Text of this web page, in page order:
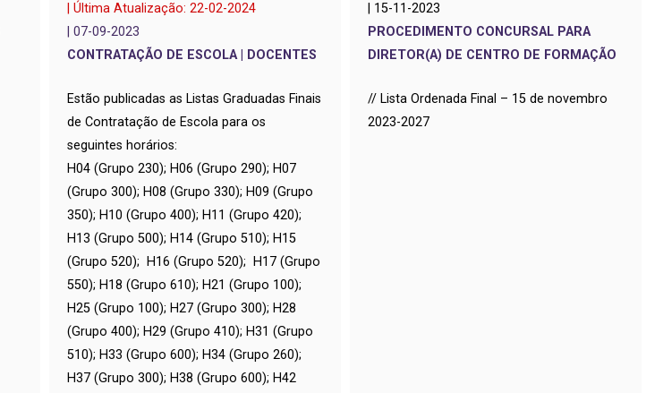
| Última Atualização: 22-02-2024
| 07-09-2023
CONTRATAÇÃO DE ESCOLA | DOCENTES
Estão publicadas as Listas Graduadas Finais
de Contratação de Escola para os
seguintes horários:
H04 (Grupo 230); H06 (Grupo 290); H07
(Grupo 300); H08 (Grupo 330); H09 (Grupo
350); H10 (Grupo 400); H11 (Grupo 420);
H13 (Grupo 500); H14 (Grupo 510); H15
(Grupo 520); H16 (Grupo 520); H17 (Grupo
550); H18 (Grupo 610); H21 (Grupo 100);
H25 (Grupo 100); H27 (Grupo 300); H28
(Grupo 400); H29 (Grupo 410); H31 (Grupo
510); H33 (Grupo 600); H34 (Grupo 260);
H37 (Grupo 300); H38 (Grupo 600); H42
| 15-11-2023
PROCEDIMENTO CONCURSAL PARA
DIRETOR(A) DE CENTRO DE FORMAÇÃO
// Lista Ordenada Final – 15 de novembro
2023-2027